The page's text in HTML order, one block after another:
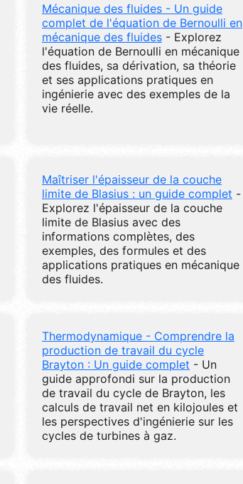
Mécanique des fluides - Un guide
complet de l'équation de Bernoulli en
mécanique des fluides - Explorez
l'équation de Bernoulli en mécanique
des fluides, sa dérivation, sa théorie
et ses applications pratiques en
ingénierie avec des exemples de la
vie réelle.
Maîtriser l'épaisseur de la couche
limite de Blasius : un guide complet -
Explorez l'épaisseur de la couche
limite de Blasius avec des
informations complètes, des
exemples, des formules et des
applications pratiques en mécanique
des fluides.
Thermodynamique - Comprendre la
production de travail du cycle
Brayton : Un guide complet - Un
guide approfondi sur la production
de travail du cycle de Brayton, les
calculs de travail net en kilojoules et
les perspectives d'ingénierie sur les
cycles de turbines à gaz.